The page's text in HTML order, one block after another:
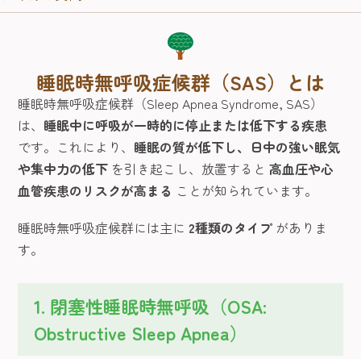
睡眠時無呼吸症候群（SAS）とは
睡眠時無呼吸症候群（Sleep Apnea Syndrome, SAS）
は、 睡眠中に呼吸が一時的に停止または低下する疾患
です。これにより、 睡眠の質が低下し、日中の強い眠気
や集中力の低下 を引き起こし、放置すると高血圧や心
血管疾患のリスクが高まる ことが知られています。
睡眠時無呼吸症候群には主に2種類のタイプ がありま
す。
1. 閉塞性睡眠時無呼吸（OSA:
Obstructive Sleep Apnea）